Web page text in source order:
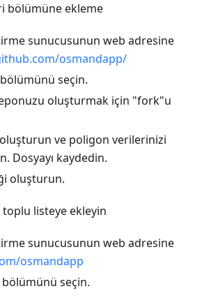
bölümüne ekleme
sunucusunun web adresine
osmandapp/
seçin.
oluşturmak için "fork"u
ve poligon verilerinizi
Dosyayı kaydedin.
oluşturun.
listeye ekleyin
sunucusunun web adresine
osmandapp
seçin.